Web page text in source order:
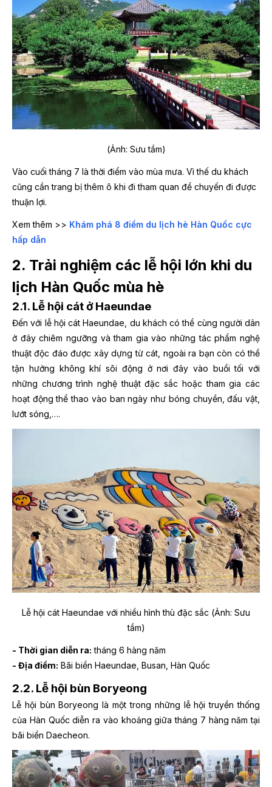
(Ảnh: Sưu tầm)
Vào cuối tháng 7 là thời điểm vào mùa mưa. Vì thế du khách
cũng cần trang bị thêm ô khi đi tham quan để chuyến đi được
thuận lợi.
Xem thêm >> Khám phá 8 điểm du lịch hè Hàn Quốc cực
hấp dẫn
2. Trải nghiệm các lễ hội lớn khi du
lịch Hàn Quốc mùa hè
2.1. Lễ hội cát ở Haeundae
Đến với lễ hội cát Haeundae, du khách có thể cùng người dân
ở đây chiêm ngưỡng và tham gia vào những tác phẩm nghệ
thuật độc đáo được xây dựng từ cát, ngoài ra bạn còn có thể
tận hưởng không khí sôi động ở nơi đây vào buổi tối với
những chương trình nghệ thuật đặc sắc hoặc tham gia các
hoạt động thể thao vào ban ngày như bóng chuyền, đấu vật,
lướt sóng,….
Lễ hội cát Haeundae với nhiều hình thù đặc sắc (Ảnh: Sưu
tầm)
- Thời gian diễn ra: tháng 6 hàng năm
- Địa điểm: Bãi biển Haeundae, Busan, Hàn Quốc
2.2. Lễ hội bùn Boryeong
Lễ hội bùn Boryeong là một trong những lễ hội truyền thống
của Hàn Quốc diễn ra vào khoảng giữa tháng 7 hàng năm tại
bãi biển Daecheon.